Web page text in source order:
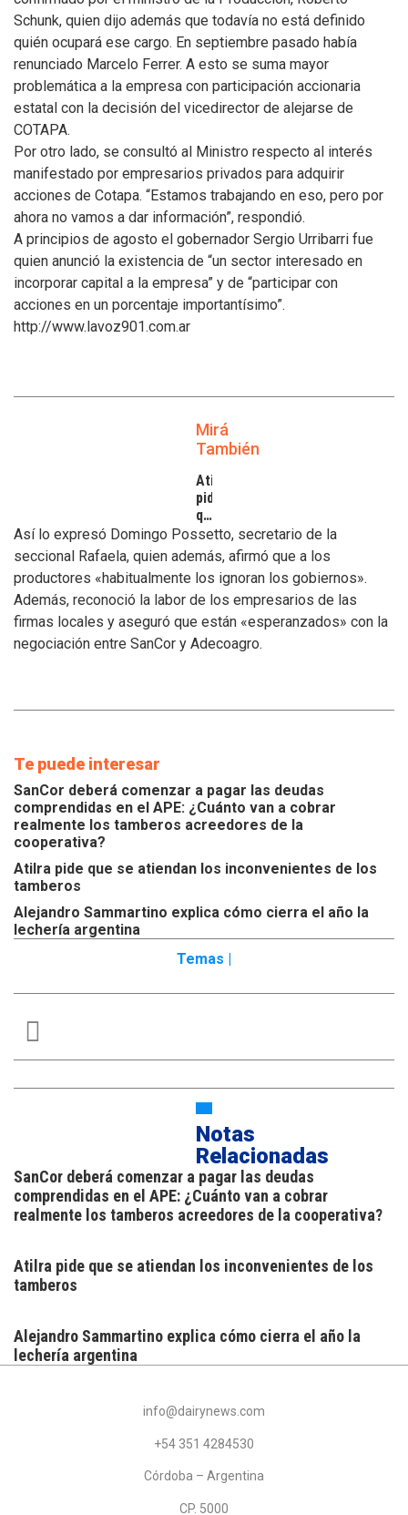
Schunk, quien dijo además que todavía no está definido
quién ocupará ese cargo. En septiembre pasado había
renunciado Marcelo Ferrer. A esto se suma mayor
problemática a la empresa con participación accionaria
estatal con la decisión del vicedirector de alejarse de
COTAPA.
Por otro lado, se consultó al Ministro respecto al interés
manifestado por empresarios privados para adquirir
acciones de Cotapa. “Estamos trabajando en eso, pero por
ahora no vamos a dar información”, respondió.
A principios de agosto el gobernador Sergio Urribarri fue
quien anunció la existencia de “un sector interesado en
incorporar capital a la empresa” y de “participar con
acciones en un porcentaje importantísimo”.
http://www.lavoz901.com.ar
Mirá
También
Atilra
pide
que
se
atiendan
inconvenientes
de
los
tamberos
Así lo expresó Domingo Possetto, secretario de la
seccional Rafaela, quien además, afirmó que a los
productores «habitualmente los ignoran los gobiernos».
Además, reconoció la labor de los empresarios de las
firmas locales y aseguró que están «esperanzados» con la
negociación entre SanCor y Adecoagro.
Te puede interesar
SanCor deberá comenzar a pagar las deudas
comprendidas en el APE: ¿Cuánto van a cobrar
realmente los tamberos acreedores de la
cooperativa?
Atilra pide que se atiendan los inconvenientes de los
tamberos
Alejandro Sammartino explica cómo cierra el año la
lechería argentina
Temas |
Notas
Relacionadas
SanCor deberá comenzar a pagar las deudas
comprendidas en el APE: ¿Cuánto van a cobrar
realmente los tamberos acreedores de la cooperativa?
Atilra pide que se atiendan los inconvenientes de los
tamberos
Alejandro Sammartino explica cómo cierra el año la
lechería argentina
info@dairynews.com
+54 351 4284530
Córdoba – Argentina
CP. 5000